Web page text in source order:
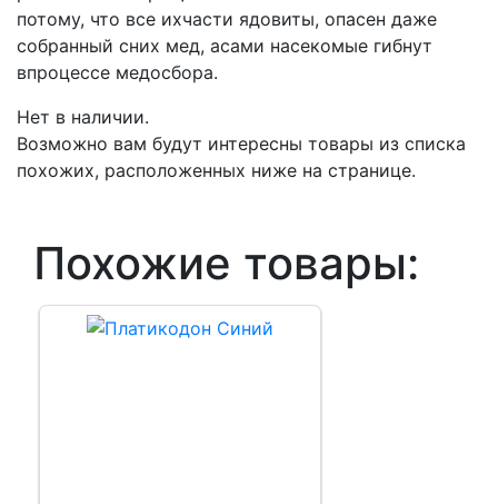
потому, что все ихчасти ядовиты, опасен даже
собранный сних мед, асами насекомые гибнут
впроцессе медосбора.
Нет в наличии.
Возможно вам будут интересны товары из списка
похожих, расположенных ниже на странице.
Похожие товары: